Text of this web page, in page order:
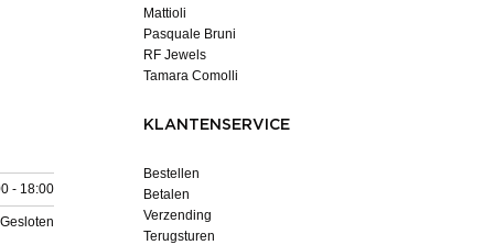
- 18:00
Gesloten
Mattioli
Pasquale Bruni
RF Jewels
Tamara Comolli
KLANTENSERVICE
Bestellen
Betalen
Verzending
Terugsturen